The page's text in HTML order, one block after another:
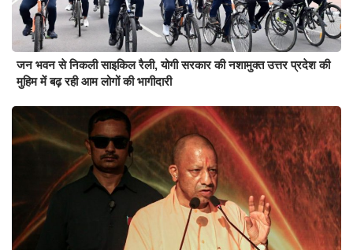
जन भवन से निकली साइकिल रैली, योगी सरकार की नशामुक्त उत्तर प्रदेश की
मुहिम में बढ़ रही आम लोगों की भागीदारी